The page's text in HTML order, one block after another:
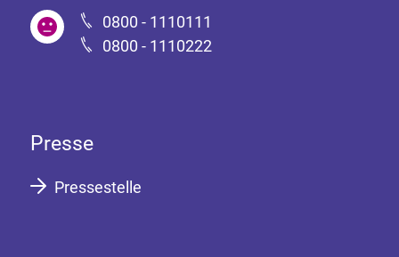
0800 - 1110111
0800 - 1110222
Presse
Pressestelle